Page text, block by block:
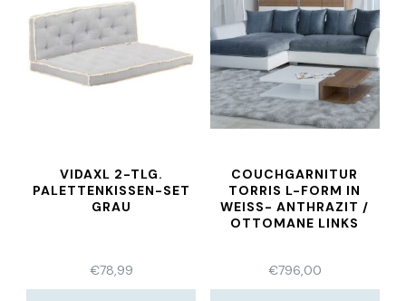
VIDAXL 2-TLG.
PALETTENKISSEN-SET
GRAU
€78,99
COUCHGARNITUR
TORRIS L-FORM IN
WEISS- ANTHRAZIT /
OTTOMANE LINKS
€796,00